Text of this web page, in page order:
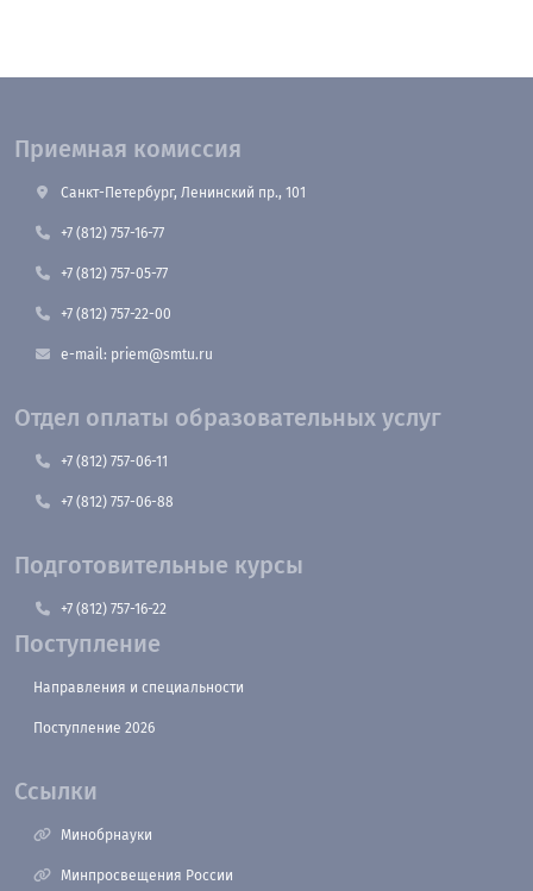
Приемная комиссия
Санкт-Петербург, Ленинский пр., 101
+7 (812) 757-16-77
+7 (812) 757-05-77
+7 (812) 757-22-00
e-mail: priem@smtu.ru
Отдел оплаты образовательных услуг
+7 (812) 757-06-11
+7 (812) 757-06-88
Подготовительные курсы
+7 (812) 757-16-22
Поступление
Направления и специальности
Поступление 2026
Ссылки
Минобрнауки
Минпросвещения России